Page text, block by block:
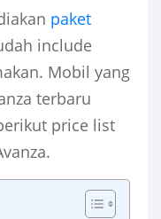
paket
include
Mobil yang
terbaru
price list